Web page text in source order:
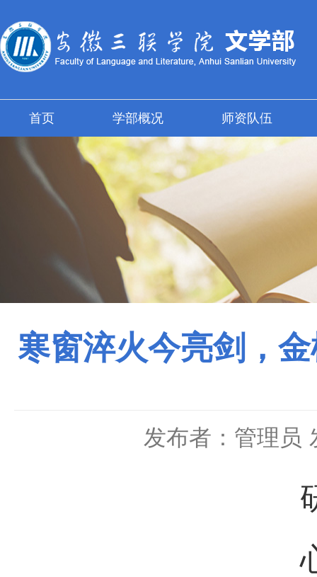
首页 学部概况 师资队伍
寒窗淬火今亮剑，
发布者：管理员